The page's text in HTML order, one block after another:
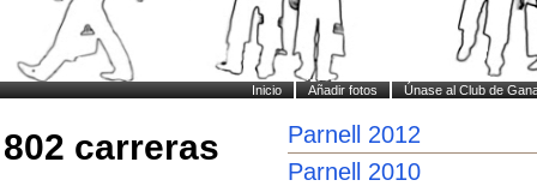
Inicio Añadir fotos Únase al Club de
802 carreras
Parnell 2012
Parnell 2010